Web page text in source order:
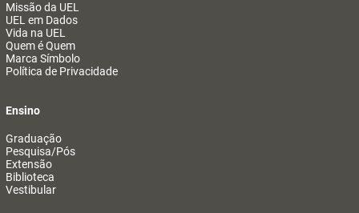
Missão da UEL
UEL em Dados
Vida na UEL
Quem é Quem
Marca Símbolo
Política de Privacidade
Ensino
Graduação
Pesquisa/Pós
Extensão
Biblioteca
Vestibular